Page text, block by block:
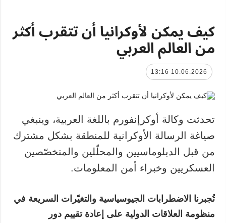
كيف يمكن لأوكرانيا أن تتقرب أكثر
من العالم العربي
10.06.2026 13:16
تحدثت وكالة أوكرإنفورم باللغة العربية، وينبغي
صياغة الرسالة الأوكرانية للمنطقة بشكل مشترك
من قبل الدبلوماسيين والمحلّلين والمتخصّصين
العسكريين وخبراء أمن المعلومات.
تُجبرنا الاضطرابات الجيوسياسية والتغيّرات السريعة في
منظومة العلاقات الدولية على إعادة تقييم دور